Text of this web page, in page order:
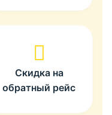
Скидка на
обратный рейс